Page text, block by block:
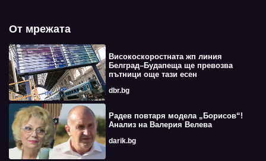
От мрежата
Високоскоростната жп линия
Белград–Будапеща ще превозва
пътници още тази есен
dbr.bg
Радев повтаря модела „Борисов“!
Анализ на Валерия Велева
darik.bg